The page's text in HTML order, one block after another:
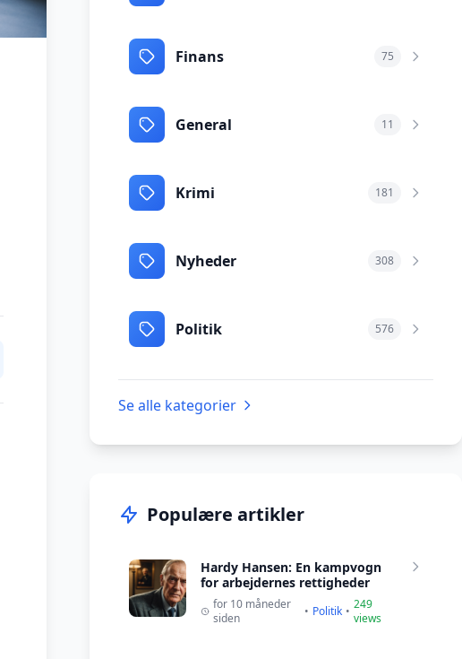
Finans 75
General 11
Krimi 181
Nyheder 308
Politik 576
Se alle kategorier
Populære artikler
Hardy Hansen: En kampvogn
for arbejdernes rettigheder
for 10 måneder
siden
• Politik • 249
views